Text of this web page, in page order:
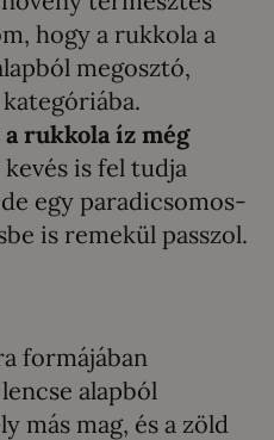
hogy a rukkola a
megosztó,
rukkola íz még
is fel tudja
egy paradicsomos-
is remekül passzol.
formájában
alapból
más mag, és a zöld